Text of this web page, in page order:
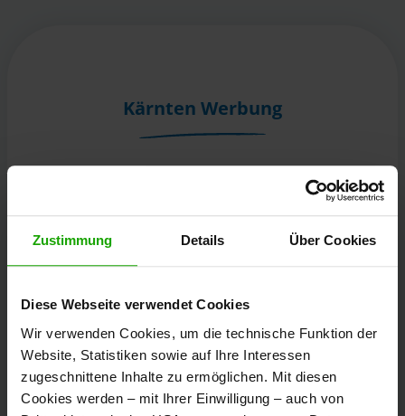
Zustimmung Details Über Cookies
Diese Webseite verwendet Cookies
Wir verwenden Cookies, um die technische Funktion der
Website, Statistiken sowie auf Ihre Interessen
zugeschnittene Inhalte zu ermöglichen. Mit diesen
Cookies werden – mit Ihrer Einwilligung – auch von
Kärnten Werbung
Österreich
+43/463/3000
info@kaernten.at
Bleibe informiert!